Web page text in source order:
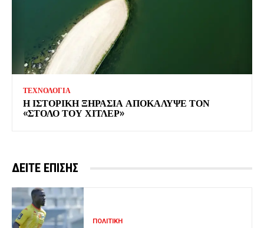
ΤΕΧΝΟΛΟΓΙΑ
Η ΙΣΤΟΡΙΚΗ ΞΗΡΑΣΙΑ ΑΠΟΚΑΛΥΨΕ ΤΟΝ
«ΣΤΟΛΟ ΤΟΥ ΧΙΤΛΕΡ»
ΔΕΙΤΕ ΕΠΙΣΗΣ
ΠΟΛΙΤΙΚΗ